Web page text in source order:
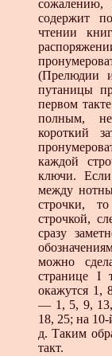
содержит
чтении
(Прелюдии
путаницы
первом
полным,
короткий
каждой
ключи.
между
строчки,
строчкой,
сразу
можно
странице I
окажутся 1,
— 1, 5, 9,
18, 25; на
д. Таким
такт.